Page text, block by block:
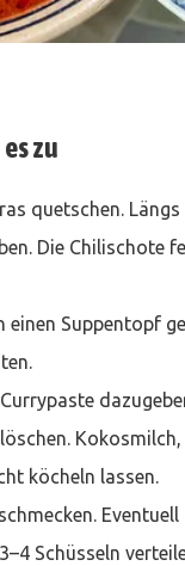
zu
quetschen. Längs
Die Chilischote
einen Suppentopf
köcheln lassen.
Schüsseln